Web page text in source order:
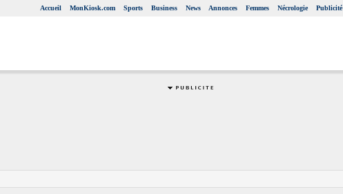
Accueil MonKiosk.com Sports Business News Annonces Femmes Nécrologie Publicité